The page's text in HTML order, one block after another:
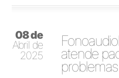
08 de
Abril de
2025
atende